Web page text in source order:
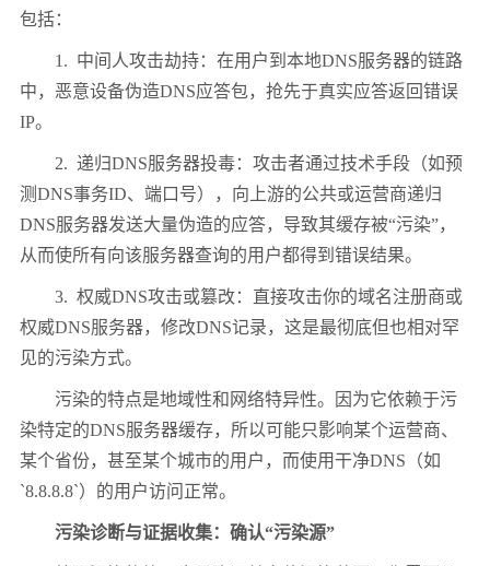
包括：
1. 中间人攻击劫持：在用户到本地DNS服务器的链路
中，恶意设备伪造DNS应答包，抢先于真实应答返回错误
IP。
2. 递归DNS服务器投毒：攻击者通过技术手段（如预
测DNS事务ID、端口号），向上游的公共或运营商递归
DNS服务器发送大量伪造的应答，导致其缓存被“污染”，
从而使所有向该服务器查询的用户都得到错误结果。
3. 权威DNS攻击或篡改：直接攻击你的域名注册商或
权威DNS服务器，修改DNS记录，这是最彻底但也相对罕
见的污染方式。
污染的特点是地域性和网络特异性。因为它依赖于污
染特定的DNS服务器缓存，所以可能只影响某个运营商、
某个省份，甚至某个城市的用户，而使用干净DNS （如
`8.8.8.8`）的用户访问正常。
污染诊断与证据收集：确认“污染源”